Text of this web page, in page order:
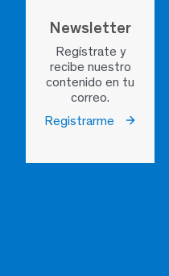
Newsletter
Regístrate y
recibe nuestro
contenido en tu
correo.
Registrarme